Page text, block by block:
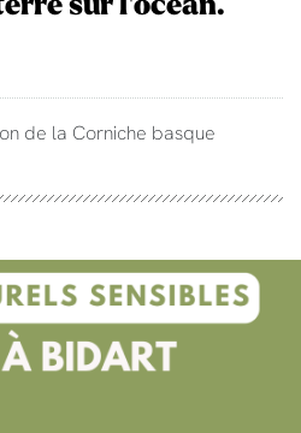
de la Corniche basque